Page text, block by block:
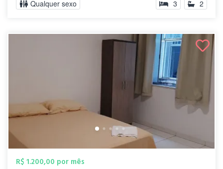
Qualquer sexo 3 2
R$ 1.200,00 por mês